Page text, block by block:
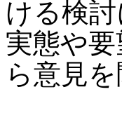
ける検
実態や
ら意見を